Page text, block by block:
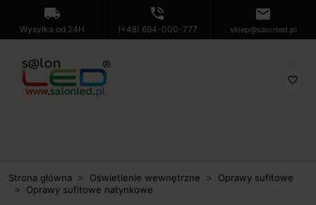
local_shipping
Wysyłka od 24H
phone_in_talk
(+48) 694-000-777
mail
sklep@salonled.pl
favorite_border
Strona główna Oświetlenie wewnętrzne
Oprawy sufitowe
Oprawy sufitowe natynkowe